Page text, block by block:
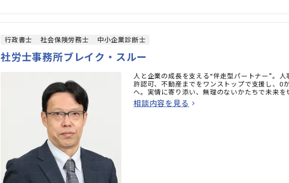
行政書士 社会保険労務士 中小企業診断士
社労士事務所ブレイク・スルー
人と企業の成長を支える“伴走型パートナー”。人
許認可、不動産までをワンストップで支援し、0
へ。実情に寄り添い、無理のないかたちで未来を
相談内容を見る